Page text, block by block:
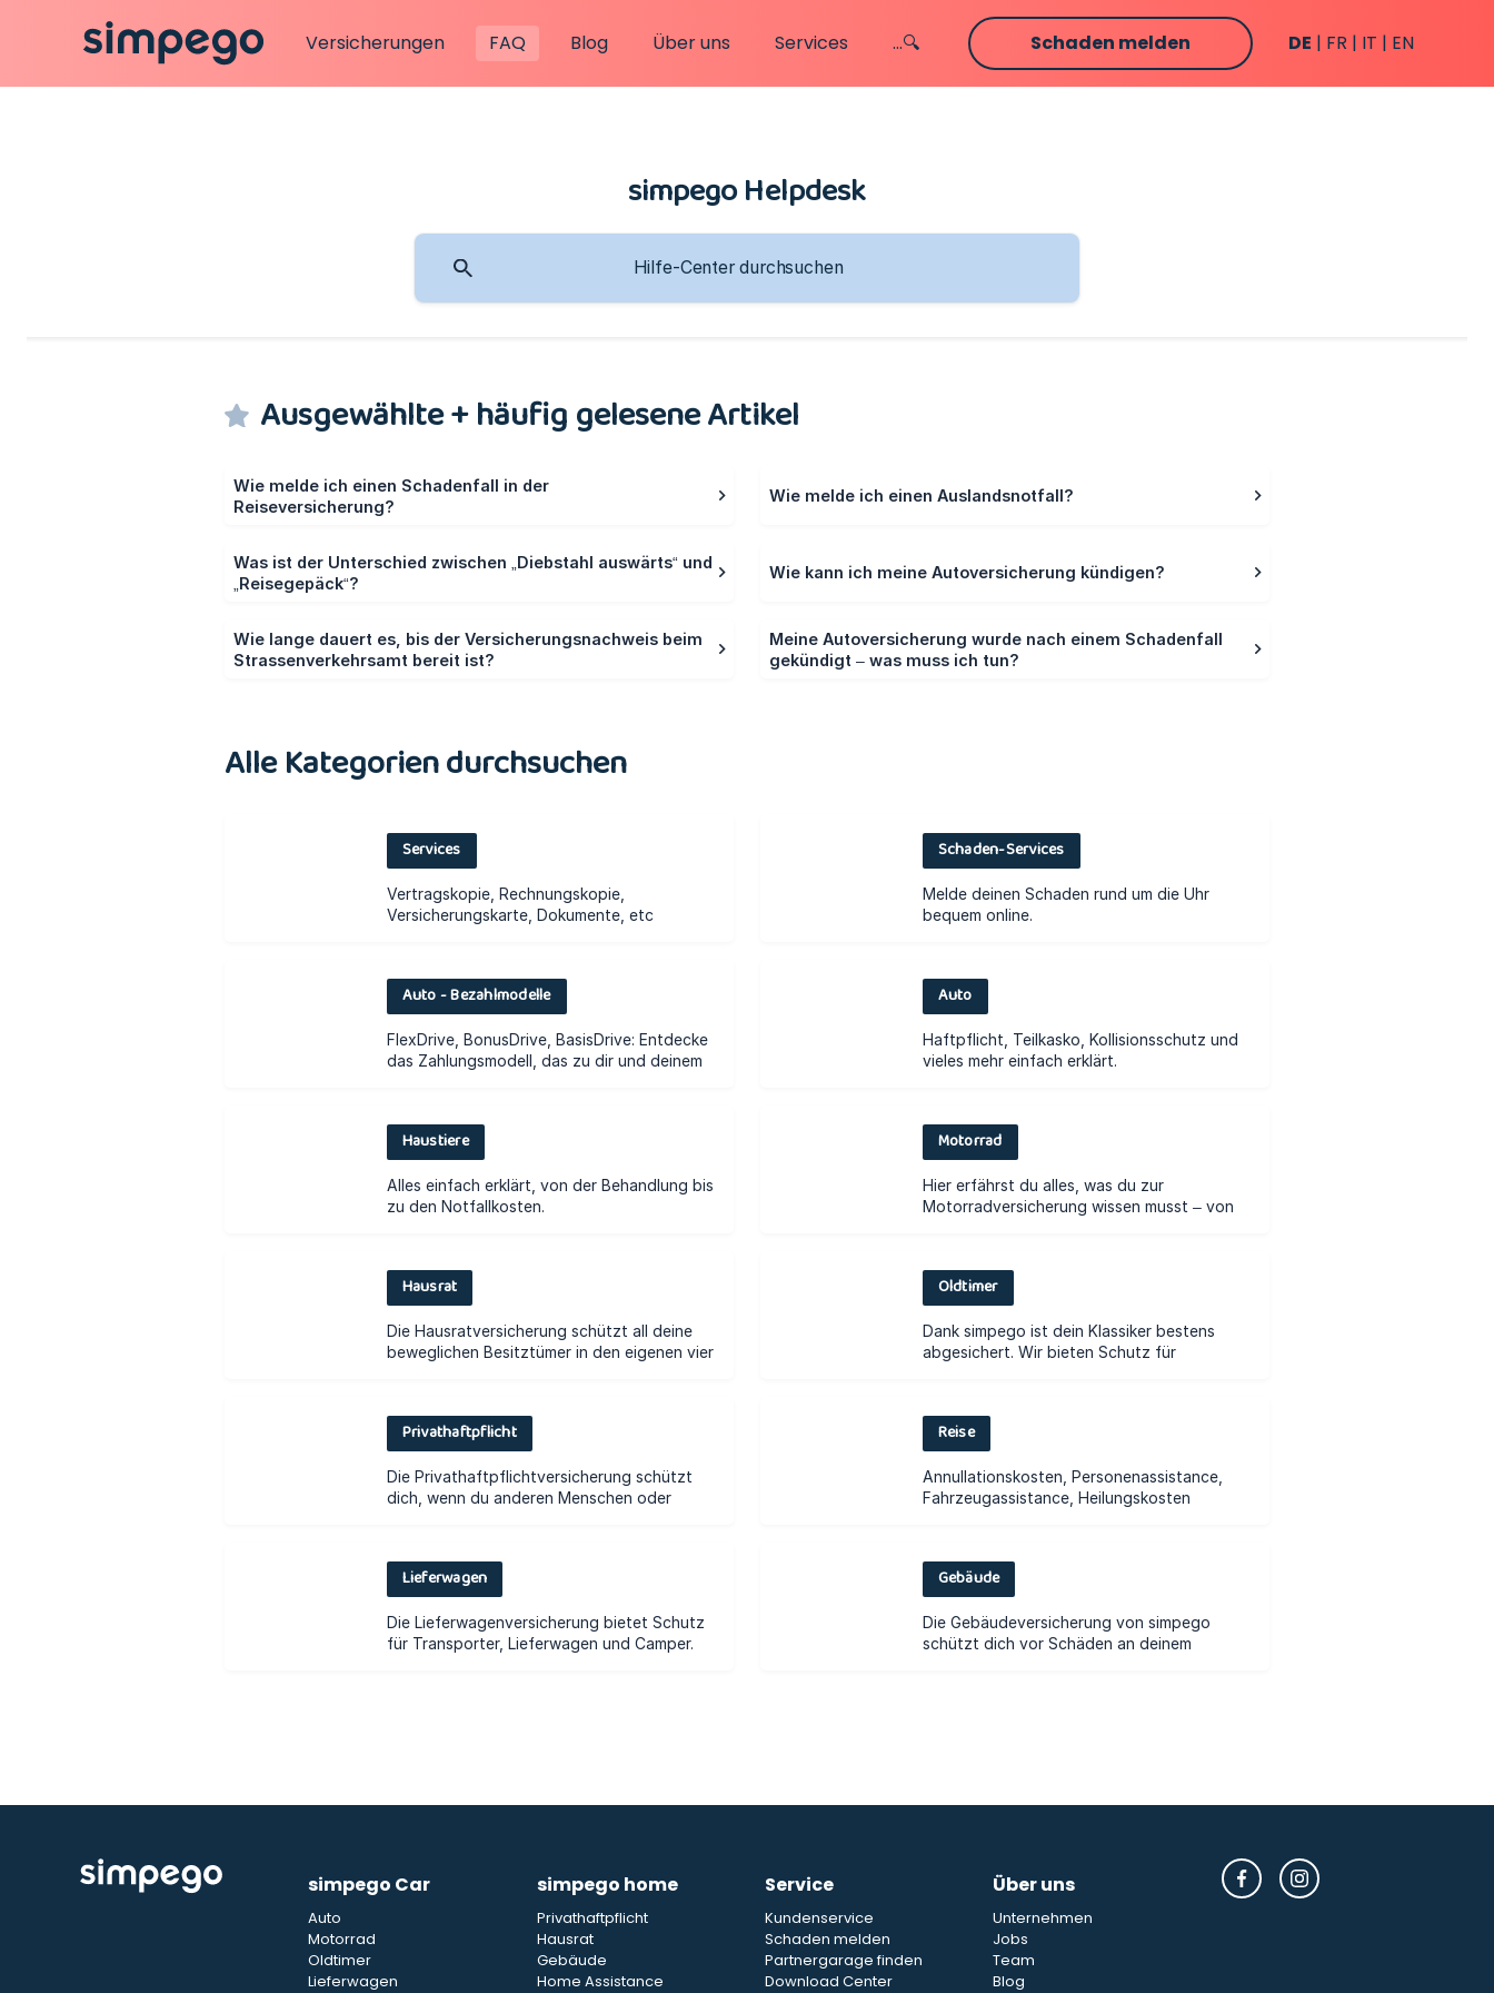
Versicherungen FAQ Blog Über uns Services ...🔍 Schaden melden DE FR IT EN
simpego Car
Auto
Motorrad
Oldtimer
Lieferwagen
simpego home
Privathaftpflicht
Hausrat
Gebäude
Home Assistance
Service
Kundenservice
Schaden melden
Partnergarage finden
Download Center
Über uns
Unternehmen
Jobs
Team
Blog